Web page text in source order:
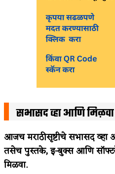
सभासद व्हा आणि
आजच मराठीसृष्टीचे सभासद
तसेच पुस्तके, इ-बुक्स आणि
मिळवा.